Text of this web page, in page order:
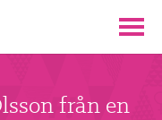
från en